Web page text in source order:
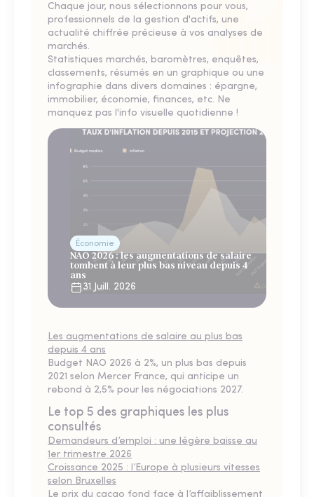
Chaque jour, nous sélectionnons pour vous,
professionnels de la gestion d'actifs, une
actualité chiffrée précieuse à vos analyses de
marchés.
Statistiques marchés, baromètres, enquêtes,
classements, résumés en un graphique ou une
infographie dans divers domaines : épargne,
immobilier, économie, finances, etc. Ne
manquez pas l'info visuelle quotidienne !
Économie
NAO 2026 : les augmentations de salaire
tombent à leur plus bas niveau depuis 4
ans
31 Juill. 2026
Les augmentations de salaire au plus bas
depuis 4 ans
Budget NAO 2026 à 2%, un plus bas depuis
2021 selon Mercer France, qui anticipe un
rebond à 2,5% pour les négociations 2027.
Le top 5 des graphiques les plus
consultés
Demandeurs d’emploi : une légère baisse au
1er trimestre 2026
Croissance 2025 : l’Europe à plusieurs vitesses
selon Bruxelles
Le prix du cacao fond face à l’affaiblissement